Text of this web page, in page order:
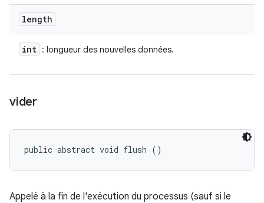
length
int : longueur des nouvelles données.
vider
public abstract void flush ()
Appelé à la fin de l'exécution du processus (sauf si le